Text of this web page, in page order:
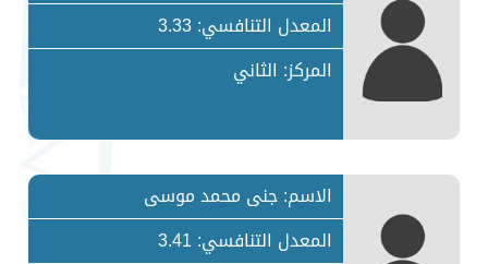
المعدل التنافسي: 3.33
المركز: الثاني
الاسم: جنى محمد موسى
المعدل التنافسي: 3.41